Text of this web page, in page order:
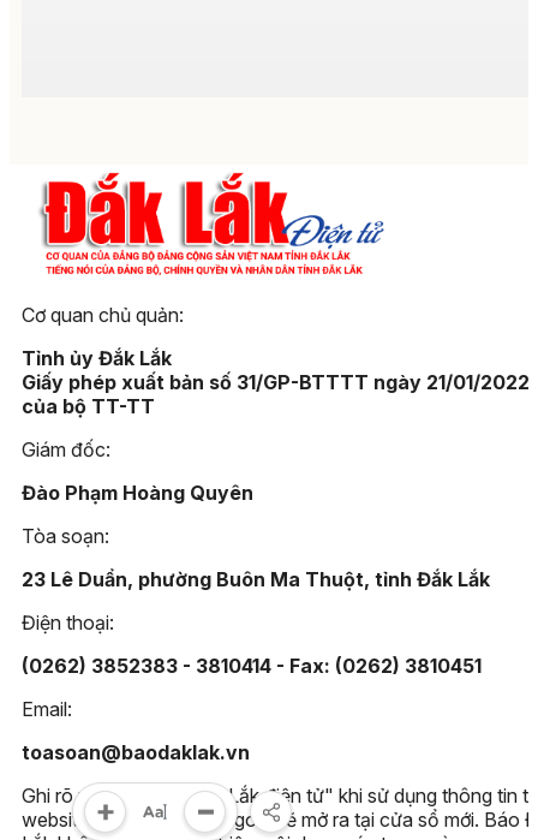
Cơ quan chủ quản:
Tỉnh ủy Đắk Lắk
Giấy phép xuất bản số 31/GP-BTTTT ngày 21/01/2022
của bộ TT-TT
Giám đốc:
Đào Phạm Hoàng Quyên
Tòa soạn:
23 Lê Duẩn, phường Buôn Ma Thuột, tỉnh Đắk Lắk
Điện thoại:
(0262) 3852383 - 3810414 - Fax: (0262) 3810451
Email:
toasoan@baodaklak.vn
Ghi rõ nguồn "Báo Đắk Lắk điện tử" khi sử dụng thông tin
website này. Các trang ngoài sẽ mở ra tại cửa sổ mới. Báo